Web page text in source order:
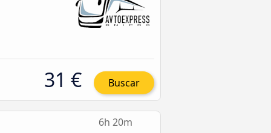
31 € Buscar
6h 20m